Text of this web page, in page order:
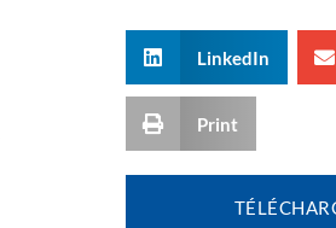
LinkedIn
Print